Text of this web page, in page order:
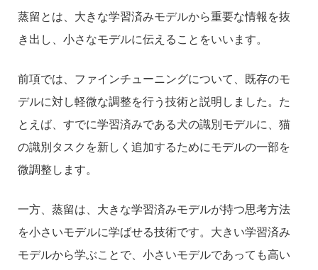
蒸留とは、大きな学習済みモデルから重要な情報を抜
き出し、小さなモデルに伝えることをいいます。
前項では、ファインチューニングについて、既存のモ
デルに対し軽微な調整を行う技術と説明しました。た
とえば、すでに学習済みである犬の識別モデルに、猫
の識別タスクを新しく追加するためにモデルの一部を
微調整します。
一方、蒸留は、大きな学習済みモデルが持つ思考方法
を小さいモデルに学ばせる技術です。大きい学習済み
モデルから学ぶことで、小さいモデルであっても高い